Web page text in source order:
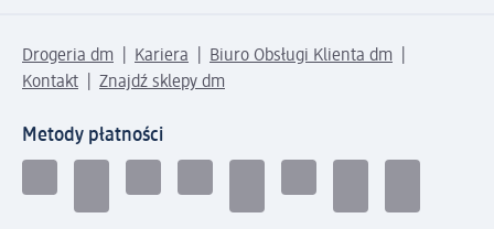
Drogeria dm Kariera
Biuro Obsługi Klienta dm
Kontakt
Znajdź sklepy dm
Metody płatności